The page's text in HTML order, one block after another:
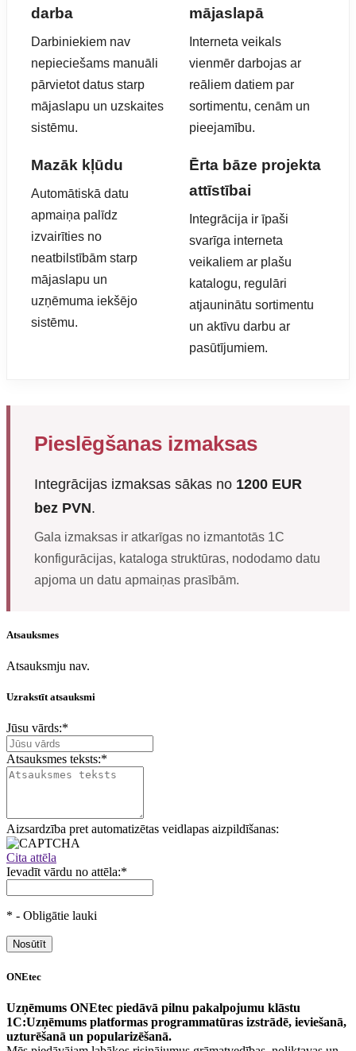
darba
Darbiniekiem nav
nepieciešams manuāli
pārvietot datus starp
mājaslapu un uzskaites
sistēmu.
mājaslapā
Interneta veikals
vienmēr darbojas ar
reāliem datiem par
sortimentu, cenām un
pieejamību.
Mazāk kļūdu
Automātiskā datu
apmaiņa palīdz
izvairīties no
neatbilstībām starp
mājaslapu un
uzņēmuma iekšējo
sistēmu.
Ērta bāze projekta
attīstībai
Integrācija ir īpaši
svarīga interneta
veikaliem ar plašu
katalogu, regulāri
atjauninātu sortimentu
un aktīvu darbu ar
pasūtījumiem.
Pieslēgšanas izmaksas
Integrācijas izmaksas sākas no 1200 EUR
bez PVN.
Gala izmaksas ir atkarīgas no izmantotās 1C
konfigurācijas, kataloga struktūras, nododamo datu
apjoma un datu apmaiņas prasībām.
Atsauksmes
Atsauksmju nav.
Uzrakstīt atsauksmi
Jūsu vārds:*
Atsauksmes teksts:*
Aizsardzība pret automatizētas veidlapas aizpildīšanas:
Cita attēla
Ievadīt vārdu no attēla:*
* - Obligātie lauki
ONEtec
Uzņēmums ONEtec piedāvā pilnu pakalpojumu klāstu
1C:Uzņēmums platformas programmatūras izstrādē, ieviešanā,
uzturēšanā un popularizēšanā.